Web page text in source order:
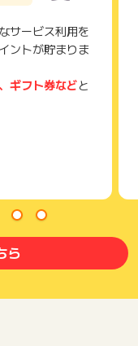
サービス利用を
ントが貯まりま
ギフト券などと
ら